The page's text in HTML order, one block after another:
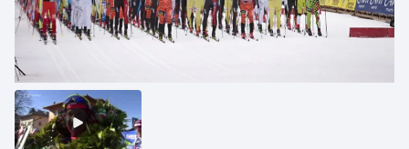
Házená
Judo
Krasobruslení